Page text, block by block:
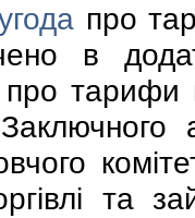
про
в
про тарифи
та